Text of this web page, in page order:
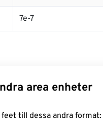
7e-7
area enheter
till dessa andra format: